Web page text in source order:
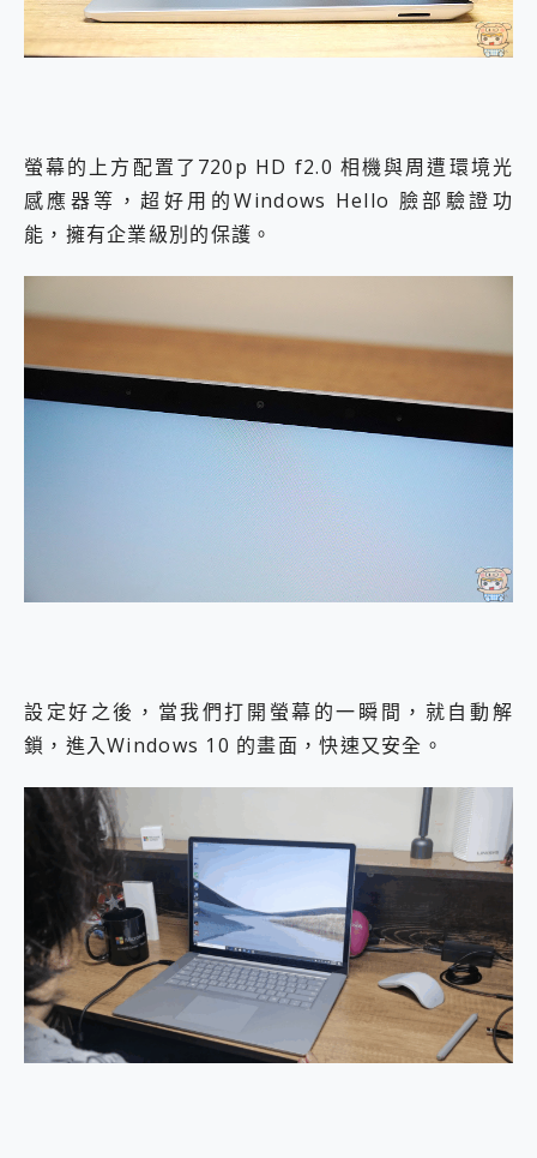
螢幕的上方配置了720p HD f2.0 相機與周遭環境光
感應器等，超好用的Windows Hello 臉部驗證功
能，擁有企業級別的保護。
設定好之後，當我們打開螢幕的一瞬間，就自動解
鎖，進入Windows 10 的畫面，快速又安全。